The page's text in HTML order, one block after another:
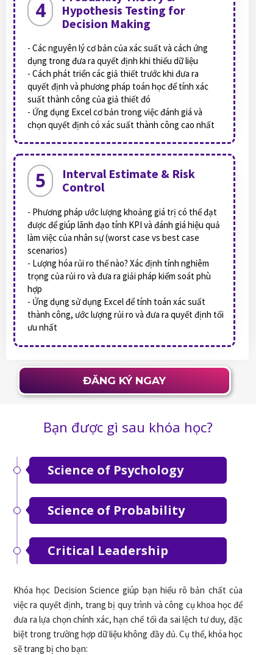
Hypothesis Testing for
Decision Making
- Các nguyên lý cơ bản của xác suất và cách ứng
dụng trong đưa ra quyết định khi thiếu dữ liệu
- Cách phát triển các giả thiết trước khi đưa ra
quyết định và phương pháp toán học để tính xác
suất thành công của giả thiết đó
- Ứng dụng Excel cơ bản trong việc đánh giá và
chọn quyết định có xác suất thành công cao nhất
4
Interval Estimate & Risk
Control
- Phương pháp ước lượng khoảng giá trị có thể đạt
được để giúp lãnh đạo tính KPI và đánh giá hiệu quả
làm việc của nhân sự (worst case vs best case
scenarios)
- Lượng hóa rủi ro thế nào? Xác định tính nghiêm
trọng của rủi ro và đưa ra giải pháp kiểm soát phù
hợp
- Ứng dụng sử dụng Excel để tính toán xác suất
thành công, ước lượng rủi ro và đưa ra quyết định tối
ưu nhất
5
ĐĂNG KÝ NGAY
Bạn được gì sau khóa học?
Khóa học Decision Science giúp bạn hiểu rõ bản chất của
việc ra quyết định, trang bị quy trình và công cụ khoa học để
đưa ra lựa chọn chính xác, hạn chế tối đa sai lệch tư duy, đặc
biệt trong trường hợp dữ liệu không đầy đủ. Cụ thể, khóa học
sẽ trang bị cho bạn:
Critical Leadership
Science of Probability
Science of Psychology